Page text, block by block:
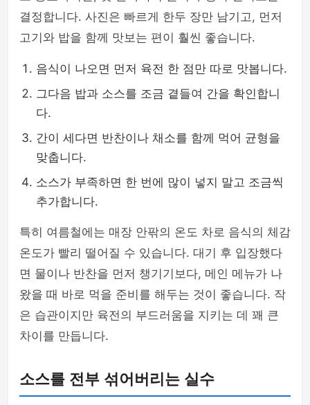
결정합니다. 사진은 빠르게 한두 장만 남기고, 먼저
고기와 밥을 함께 맛보는 편이 훨씬 좋습니다.
음식이 나오면 먼저 육전 한 점만 따로 맛봅니다.
그다음 밥과 소스를 조금 곁들여 간을 확인합니
다.
간이 세다면 반찬이나 채소를 함께 먹어 균형을
맞춥니다.
소스가 부족하면 한 번에 많이 넣지 말고 조금씩
추가합니다.
특히 여름철에는 매장 안팎의 온도 차로 음식의 체감
온도가 빨리 떨어질 수 있습니다. 대기 후 입장했다
면 물이나 반찬을 먼저 챙기기보다, 메인 메뉴가 나
왔을 때 바로 먹을 준비를 해두는 것이 좋습니다. 작
은 습관이지만 육전의 부드러움을 지키는 데 꽤 큰
차이를 만듭니다.
소스를 전부 섞어버리는 실수